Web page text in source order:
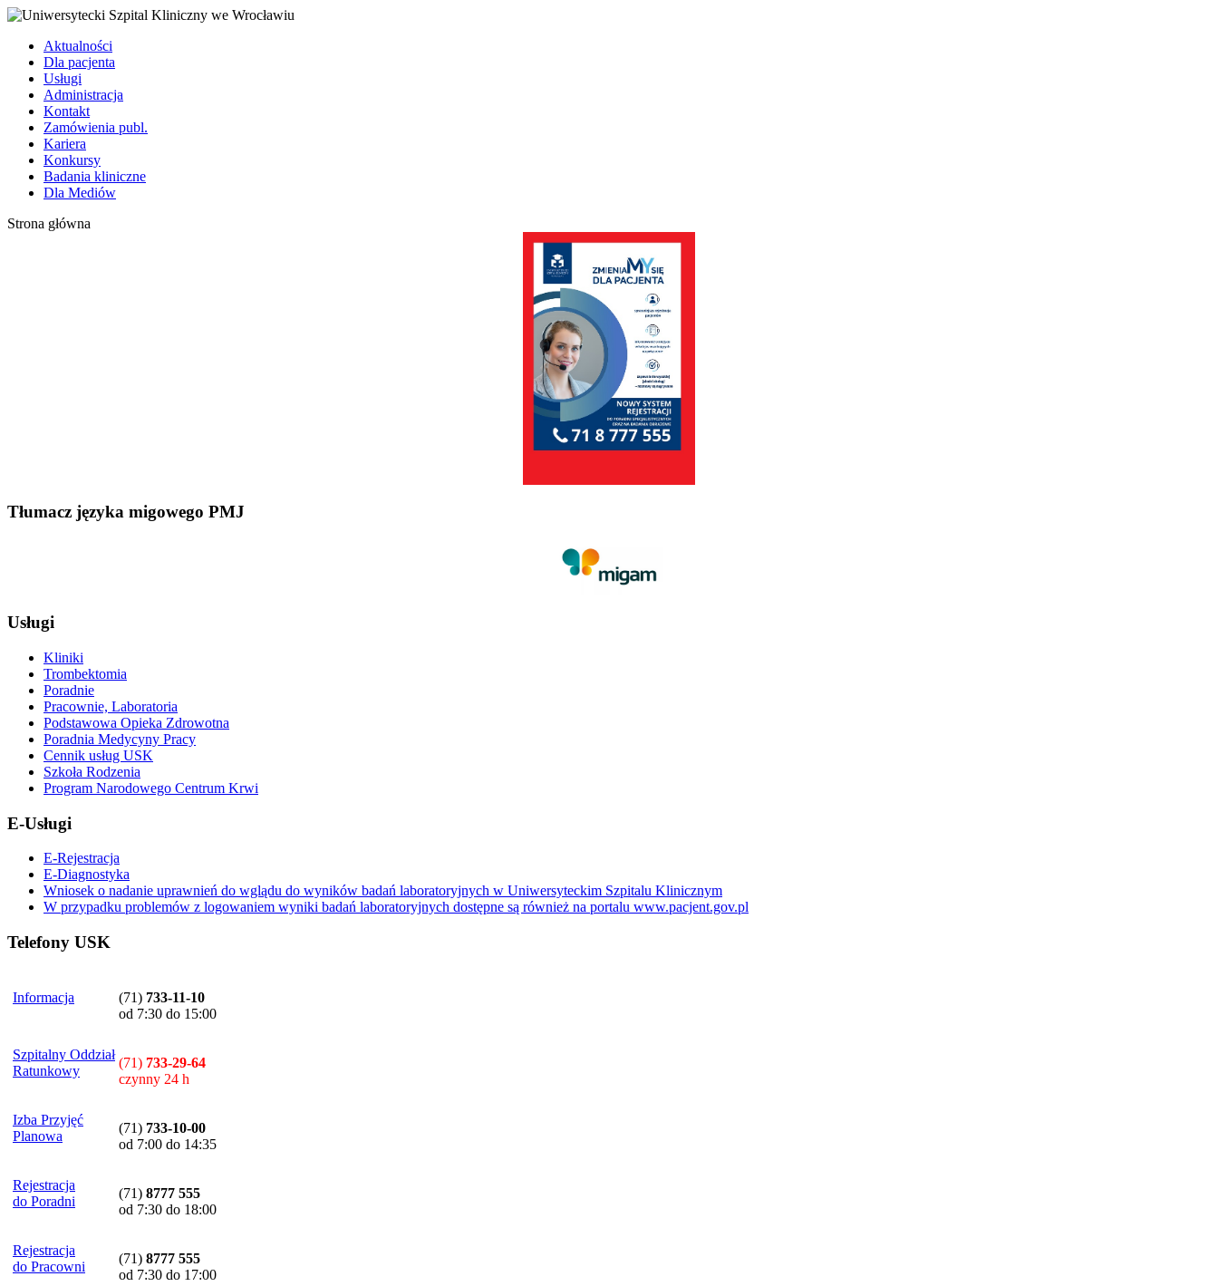
Aktualności
Dla pacjenta
Usługi
Administracja
Kontakt
Zamówienia publ.
Kariera
Konkursy
Badania kliniczne
Dla Mediów
Strona główna
Tłumacz języka migowego PMJ
Usługi
Kliniki
Trombektomia
Poradnie
Pracownie, Laboratoria
Podstawowa Opieka Zdrowotna
Poradnia Medycyny Pracy
Cennik usług USK
Szkoła Rodzenia
Program Narodowego Centrum Krwi
E-Usługi
E-Rejestracja
E-Diagnostyka
Wniosek o nadanie uprawnień do wglądu do wyników badań laboratoryjnych w Uniwersyteckim Szpitalu Klinicznym
W przypadku problemów z logowaniem wyniki badań laboratoryjnych dostępne są również na portalu www.pacjent.gov.pl
Telefony USK
Informacja (71) 733-11-10
od 7:30 do 15:00
Szpitalny Oddział
Ratunkowy
(71) 733-29-64
czynny 24 h
Izba Przyjęć
Planowa
(71) 733-10-00
od 7:00 do 14:35
Rejestracja
do Poradni
(71) 8777 555
od 7:30 do 18:00
Rejestracja
do Pracowni
(71) 8777 555
od 7:30 do 17:00